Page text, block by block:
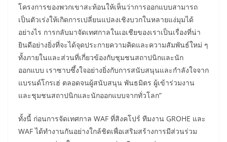
โครงการของพวกเขาสะท้อนให้เห็นว่าการออกแบบสามารถ
เป็นตัวเร่งให้เกิดการเปลี่ยนแปลงเชิงบวกในหลายแง่มุมได้
อย่างไร การกลับมาจัดเทศกาลในเอเชียของเราเป็นเรื่องที่น่า
ยินดีอย่างยิ่งที่จะได้จุดประกายความคิดและความสัมพันธ์ใหม่ ๆ
ทั้งภายในและส่วนที่เกี่ยวข้องกับชุมชนสถาปนิกและนัก
ออกแบบ เราซาบซึ้งใจอย่างยิ่งกับการสนับสนุนและกำลังใจจาก
แบรนด์โกรเฮ่ ตลอดจนผู้สนับสนุน พันธมิตร ผู้เข้าร่วมงาน
และชุมชนสถาปนิกและนักออกแบบจากทั่วโลก”
ทั้งนี้ ก่อนการจัดเทศกาล WAF ที่สิงคโปร์ ทีมงาน GROHE และ
WAF ได้ทำงานกันอย่างใกล้ชิดเพื่อเสริมสร้างการมีส่วนร่วม